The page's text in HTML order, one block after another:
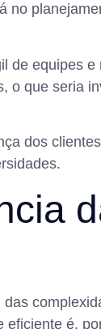
no
de equipes
o que seria
dos
eficiente é,